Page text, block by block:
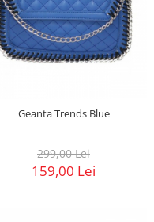
Geanta Trends Blue
299,00 Lei
159,00 Lei